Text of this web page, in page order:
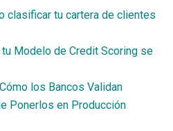
clasificar tu cartera de clientes
tu Modelo de Credit Scoring se
los Bancos Validan
Ponerlos en Producción